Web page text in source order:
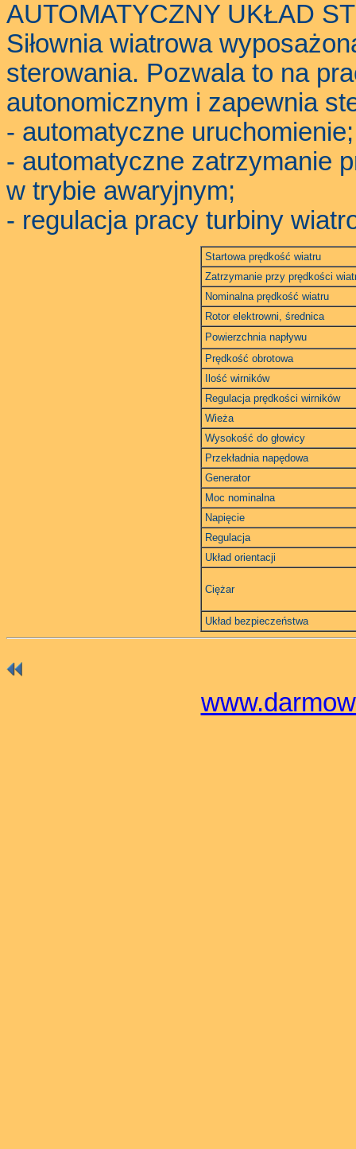
AUTOMATYCZNY UKŁAD
Siłownia wiatrowa
sterowania. Pozwala to na
autonomicznym i zapewnia
- automatyczne
- automatyczne zatrzymanie
w trybie awaryjnym;
- regulacja pracy turbiny
Startowa prędkość wiatru
Zatrzymanie przy prędkości
Nominalna prędkość wiatru
Rotor elektrowni, średnica
Powierzchnia napływu
Prędkość obrotowa
Ilość wirników
Regulacja prędkości wirników
Wieża
Wysokość do głowicy
Przekładnia napędowa
Generator
Moc nominalna
Napięcie
Regulacja
Układ orientacji
Ciężar
Układ bezpieczeństwa